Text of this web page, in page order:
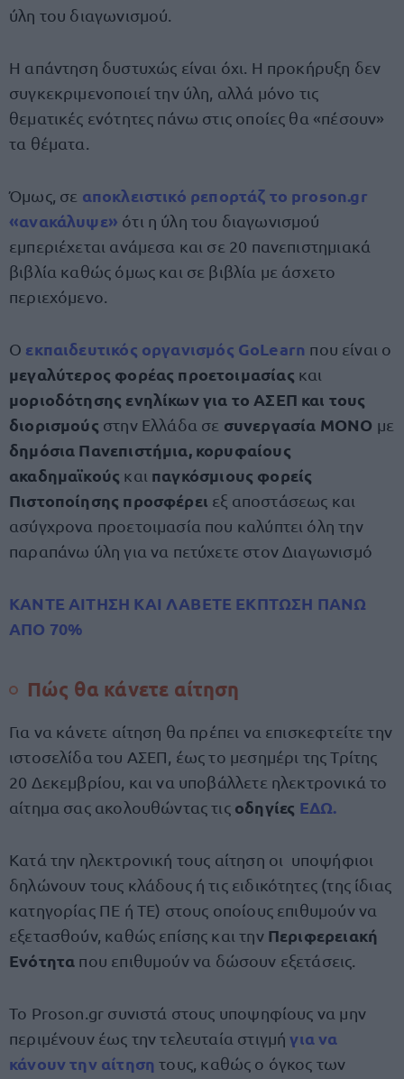
ύλη του διαγωνισμού.
Η απάντηση δυστυχώς είναι όχι. Η προκήρυξη δεν
συγκεκριμενοποιεί την ύλη, αλλά μόνο τις
θεματικές ενότητες πάνω στις οποίες θα «πέσουν»
τα θέματα.
Όμως, σε αποκλειστικό ρεπορτάζ το proson.gr
«ανακάλυψε» ότι η ύλη του διαγωνισμού
εμπεριέχεται ανάμεσα και σε 20 πανεπιστημιακά
βιβλία καθώς όμως και σε βιβλία με άσχετο
περιεχόμενο.
Ο εκπαιδευτικός οργανισμός GoLearn που είναι ο
μεγαλύτερος φορέας προετοιμασίας και
μοριοδότησης ενηλίκων για το ΑΣΕΠ και τους
διορισμούς στην Ελλάδα σε συνεργασία ΜΟΝΟ με
δημόσια Πανεπιστήμια, κορυφαίους
ακαδημαϊκούς και παγκόσμιους φορείς
Πιστοποίησης προσφέρει εξ αποστάσεως και
ασύγχρονα προετοιμασία που καλύπτει όλη την
παραπάνω ύλη για να πετύχετε στον Διαγωνισμό
ΚΑΝΤΕ ΑΙΤΗΣΗ ΚΑΙ ΛΑΒΕΤΕ ΕΚΠΤΩΣΗ ΠΑΝΩ
ΑΠΟ 70%
Πώς θα κάνετε αίτηση
Για να κάνετε αίτηση θα πρέπει να επισκεφτείτε την
ιστοσελίδα του ΑΣΕΠ, έως το μεσημέρι της Τρίτης
20 Δεκεμβρίου, και να υποβάλλετε ηλεκτρονικά το
αίτημα σας ακολουθώντας τις οδηγίες ΕΔΩ.
Κατά την ηλεκτρονική τους αίτηση οι υποψήφιοι
δηλώνουν τους κλάδους ή τις ειδικότητες (της ίδιας
κατηγορίας ΠΕ ή ΤΕ) στους οποίους επιθυμούν να
εξετασθούν, καθώς επίσης και την Περιφερειακή
Ενότητα που επιθυμούν να δώσουν εξετάσεις.
Το Proson.gr συνιστά στους υποψηφίους να μην
περιμένουν έως την τελευταία στιγμήγια να
κάνουν την αίτηση τους, καθώς ο όγκος των